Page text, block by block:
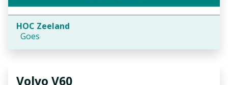
HOC Zeeland
Goes
Volvo V60